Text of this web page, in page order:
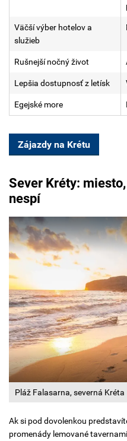
Väčší výber hotelov a
služieb
Rušnejší nočný život
Lepšia dostupnosť z letísk
Egejské more
Zájazdy na Krétu
Sever Kréty:
nespí
Pláž Falasarna, severná Kréta
Ak si pod dovolenkou
promenády lemované